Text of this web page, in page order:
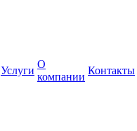
Услуги
О
компании
Контакты